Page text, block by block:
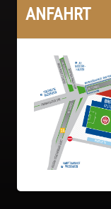
ANFAHRT